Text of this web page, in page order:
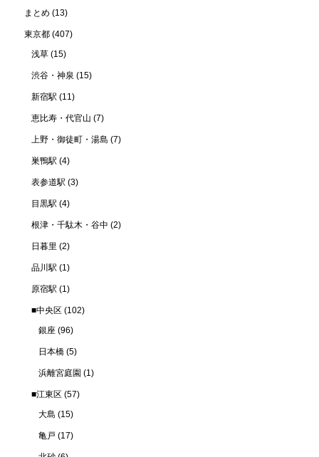
まとめ (13)
東京都 (407)
浅草 (15)
渋谷・神泉 (15)
新宿駅 (11)
恵比寿・代官山 (7)
上野・御徒町・湯島 (7)
巣鴨駅 (4)
表参道駅 (3)
目黒駅 (4)
根津・千駄木・谷中 (2)
日暮里 (2)
品川駅 (1)
原宿駅 (1)
■中央区 (102)
銀座 (96)
日本橋 (5)
浜離宮庭園 (1)
■江東区 (57)
大島 (15)
亀戸 (17)